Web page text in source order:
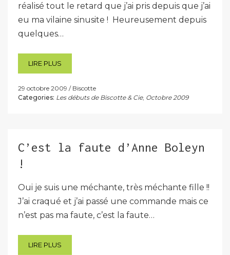
réalisé tout le retard que j’ai pris depuis que j’ai
eu ma vilaine sinusite ! Heureusement depuis
quelques…
LIRE PLUS
29 octobre 2009
Biscotte
Categories: Les débuts de Biscotte & Cie, Octobre 2009
C’est la faute d’Anne Boleyn
!
Oui je suis une méchante, très méchante fille !!
J’ai craqué et j’ai passé une commande mais ce
n’est pas ma faute, c’est la faute…
LIRE PLUS